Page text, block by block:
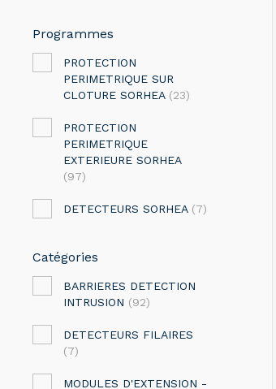
Programmes
PROTECTION
PERIMETRIQUE SUR
CLOTURE SORHEA (23)
PROTECTION
PERIMETRIQUE
EXTERIEURE SORHEA
(97)
DETECTEURS SORHEA (7)
Catégories
BARRIERES DETECTION
INTRUSION (92)
DETECTEURS FILAIRES
(7)
MODULES D'EXTENSION -